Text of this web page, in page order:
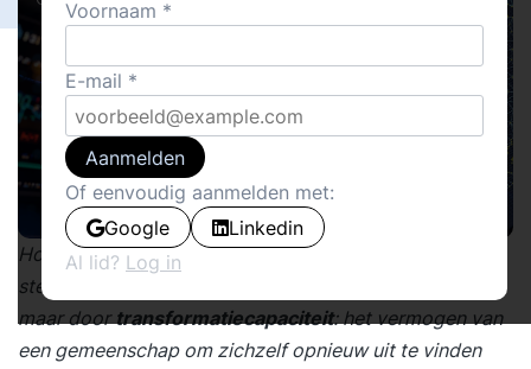
Hoe creëer je duurzame vernieuwing in complexe
stedelijke systemen? Niet door symptoombestrijding,
maar doortransformatiecapaciteit: het vermogen van
een gemeenschap om zichzelf opnieuw uit te vinden
Voornaam
E-mail
Aanmelden
Of eenvoudig aanmelden met:
Google
Linkedin
Al lid? Log in